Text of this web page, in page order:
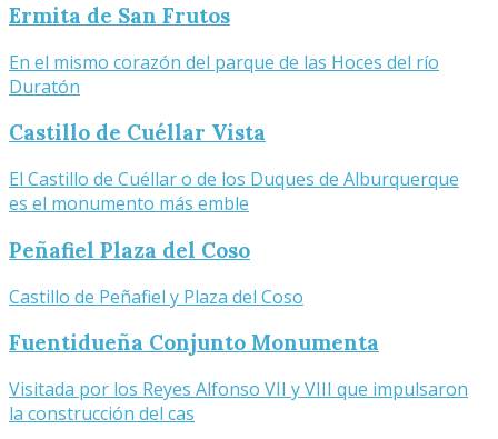
Ermita de San Frutos
En el mismo corazón del parque de las Hoces del río
Duratón
Castillo de Cuéllar Vista
El Castillo de Cuéllar o de los Duques de Alburquerque
es el monumento más emble
Peñafiel Plaza del Coso
Castillo de Peñafiel y Plaza del Coso
Fuentidueña Conjunto Monumenta
Visitada por los Reyes Alfonso VII y VIII que impulsaron
la construcción del cas